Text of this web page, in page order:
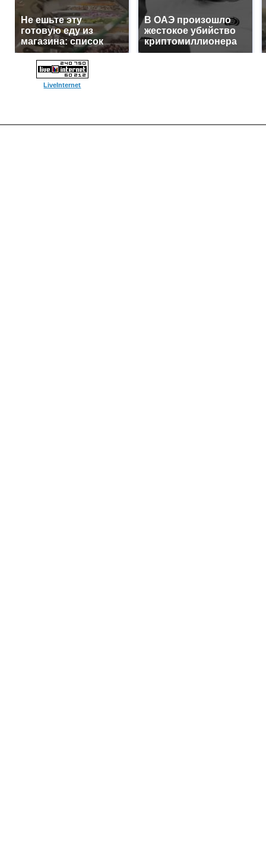
Не ешьте эту
готовую еду из
магазина: список
В ОАЭ произошло
жестокое убийство
криптомиллионера
LiveInternet